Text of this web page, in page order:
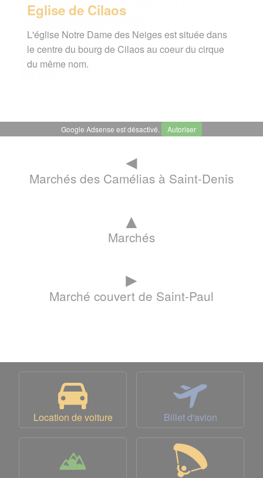
Eglise de Cilaos
L'église Notre Dame des Neiges est située dans
le centre du bourg de Cilaos au coeur du cirque
du même nom.
Google Adsense est désactivé. Autoriser
◄
Marchés des Camélias à Saint-Denis
▲
Marchés
►
Marché couvert de Saint-Paul
Location de voiture Billet d'avion